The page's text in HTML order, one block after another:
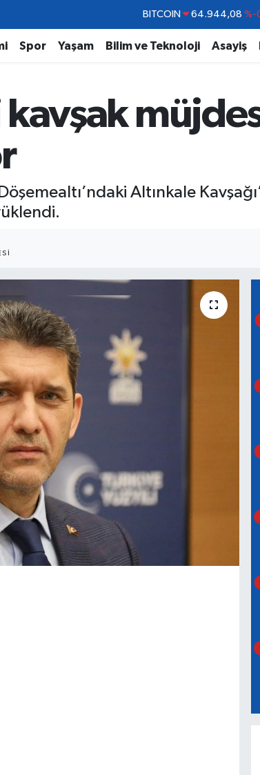
DOLAR 47,7436
EURO 55,2510
BİST100 13.779
Spor Yaşam Bilim ve Teknoloji Asayiş
Altınkale